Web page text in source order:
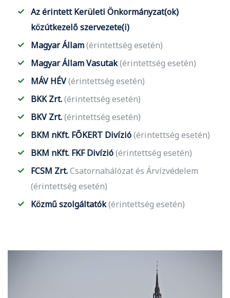
Az érintett Kerületi Önkormányzat(ok)
közútkezelő szervezete(i)
Magyar Állam(érintettség esetén)
Magyar ÁllamVasutak(érintettség esetén)
MÁV HÉV(érintettség esetén)
BKK Zrt.(érintettség esetén)
BKV Zrt.(érintettség esetén)
BKM nKft. FŐKERT Divízió(érintettség esetén)
BKM nKft. FKF Divízió(érintettség esetén)
FCSM Zrt.Csatornahálózat és Árvízvédelem
(érintettség esetén)
Közmű szolgáltatók(érintettség esetén)